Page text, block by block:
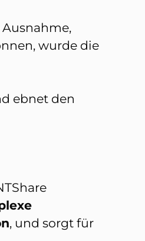
Ausnahme,
wurde die
ebnet den
, und sorgt für